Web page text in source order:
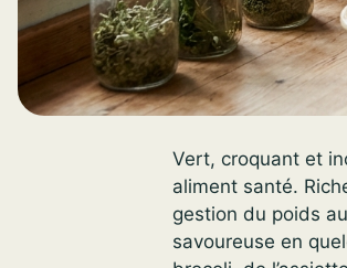
Vert, croquant et
aliment santé.
gestion du poids
savoureuse en